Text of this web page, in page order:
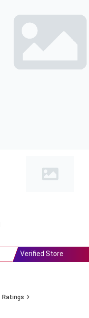
Verified Store
Ratings